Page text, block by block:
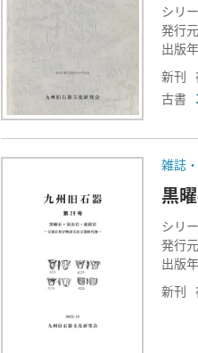
シリ
発行元
出版
新刊
古書
雑誌
黒
シリ
発行元
出版
新刊